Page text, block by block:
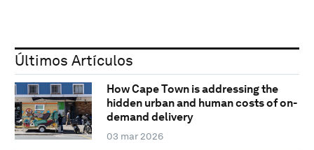
Últimos Artículos
How Cape Town is addressing the
hidden urban and human costs of on-
demand delivery
03 mar 2026